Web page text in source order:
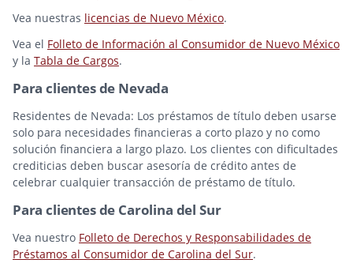
Vea nuestras licencias de Nuevo México.
Vea el Folleto de Información al Consumidor de Nuevo México
y la Tabla de Cargos.
Para clientes de Nevada
Residentes de Nevada: Los préstamos de título deben usarse
solo para necesidades financieras a corto plazo y no como
solución financiera a largo plazo. Los clientes con dificultades
crediticias deben buscar asesoría de crédito antes de
celebrar cualquier transacción de préstamo de título.
Para clientes de Carolina del Sur
Vea nuestro Folleto de Derechos y Responsabilidades de
Préstamos al Consumidor de Carolina del Sur.